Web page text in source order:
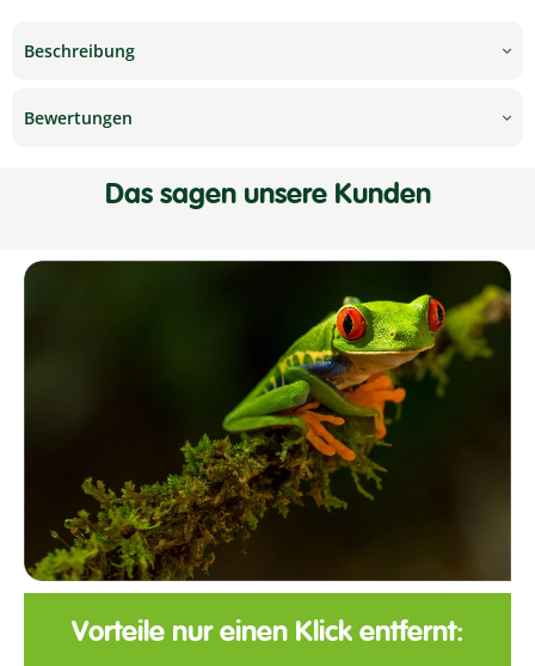
Beschreibung
Bewertungen
Das sagen unsere Kunden
Vorteile nur einen Klick entfernt: